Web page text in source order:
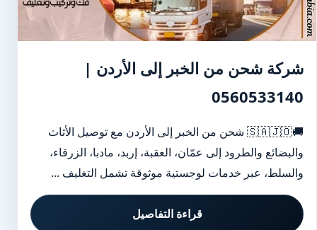
شركة شحن من الخبر إلى الأردن |
0560533140
🚚🇸🇦🇯🇴 شحن من الخبر إلى الأردن مع توصيل الأثاث
والبضائع والطرود إلى عمّان، العقبة، إربد، مادبا، الزرقاء،
والسلط، عبر خدمات لوجستية موثوقة تشمل التغليف ...
قراءة التفاصيل